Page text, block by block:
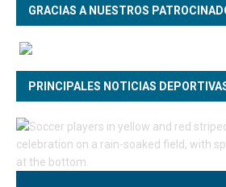
GRACIAS A NUESTROS
PRINCIPALES NOTICIAS